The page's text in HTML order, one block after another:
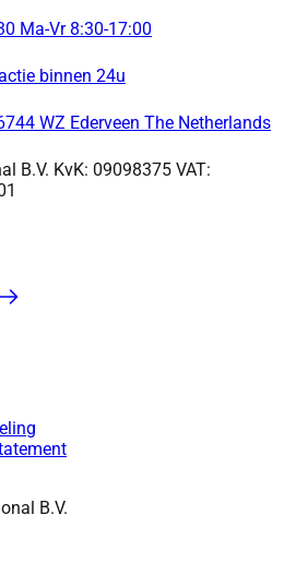
Ma-Vr 8:30-17:00
binnen 24u
WZ Ederveen The Netherlands
B.V. KvK: 09098375 VAT:
B.V.